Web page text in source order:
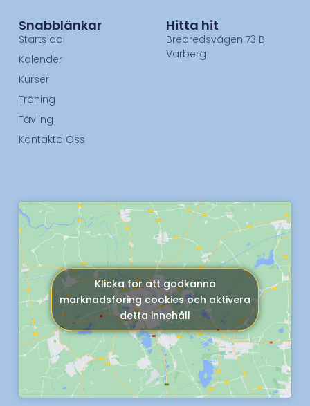
Snabblänkar
Startsida
Kalender
Kurser
Träning
Tävling
Kontakta Oss
Hitta hit
Brearedsvägen 73 B
Varberg
Klicka för att godkänna
marknadsföring cookies och aktivera
detta innehåll